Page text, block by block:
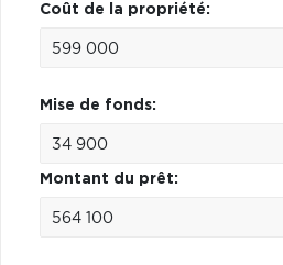
Coût de la propriété:
Mise de fonds:
Montant du prêt: